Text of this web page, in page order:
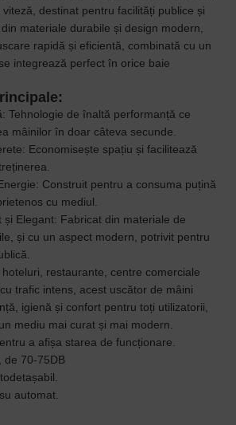
destinat pentru facilități publice și
materiale durabile și design modern,
rapidă și eficientă, combinată cu un
integrează perfect în orice baie
Tehnologie de înaltă performanță ce
mâinilor în doar câteva secunde.
Economisește spațiu și facilitează
Construit pentru a consuma puțină
cu mediul.
și Elegant: Fabricat din materiale de
și cu un aspect modern, potrivit pentru
restaurante, centre comerciale
trafic intens, acest uscător de mâini
igienă și confort pentru toți utilizatorii,
mediu mai curat și mai modern.
a afișa starea de funcționare.
de 70-75DB
automat.